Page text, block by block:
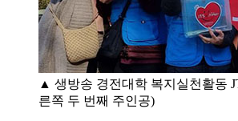
▲ 생방송 경전대학 복지실천활동
른쪽 두 번째 주인공)